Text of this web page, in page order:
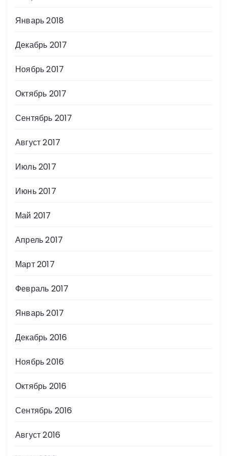
Январь 2018
Декабрь 2017
Ноябрь 2017
Октябрь 2017
Сентябрь 2017
Август 2017
Июль 2017
Июнь 2017
Май 2017
Апрель 2017
Март 2017
Февраль 2017
Январь 2017
Декабрь 2016
Ноябрь 2016
Октябрь 2016
Сентябрь 2016
Август 2016